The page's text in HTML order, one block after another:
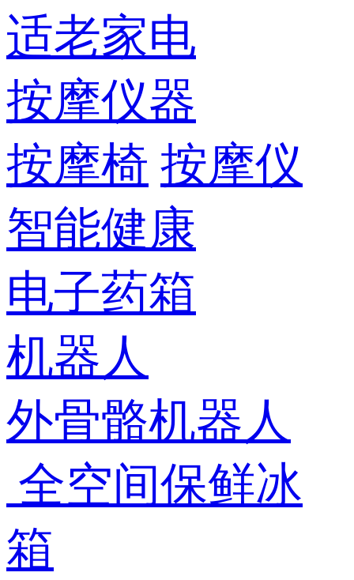
适老家电
按摩仪器
按摩椅 按摩仪
智能健康
电子药箱
机器人
外骨骼机器人
全空间保鲜冰
箱